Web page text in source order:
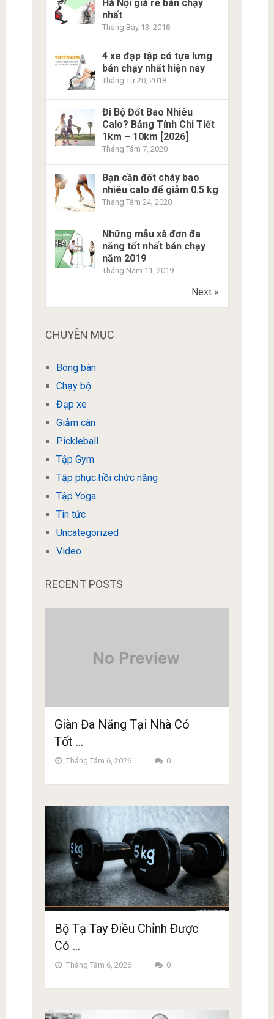
Hà Nội giá rẻ bán chạy
nhất
Tháng Bảy 13, 2018
4 xe đạp tập có tựa lưng
bán chạy nhất hiện nay
Tháng Tư 20, 2018
Đi Bộ Đốt Bao Nhiêu
Calo? Bảng Tính Chi Tiết
1km – 10km [2026]
Tháng Tám 7, 2020
Bạn cần đốt cháy bao
nhiêu calo để giảm 0.5 kg
Tháng Tám 24, 2020
Những mẫu xà đơn đa
năng tốt nhất bán chạy
năm 2019
Tháng Năm 11, 2019
Next »
CHUYÊN MỤC
Bóng bàn
Chạy bộ
Đạp xe
Giảm cân
Pickleball
Tập Gym
Tập phục hồi chức năng
Tập Yoga
Tin tức
Uncategorized
Video
RECENT POSTS
Giàn Đa Năng Tại Nhà Có
Tốt …
Tháng Tám 6, 2026 0
Bộ Tạ Tay Điều Chỉnh Được
Có …
Tháng Tám 6, 2026 0